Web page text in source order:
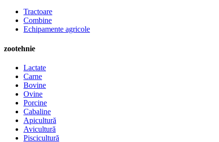
Tractoare
Combine
Echipamente agricole
zootehnie
Lactate
Carne
Bovine
Ovine
Porcine
Cabaline
Apicultură
Avicultură
Piscicultură